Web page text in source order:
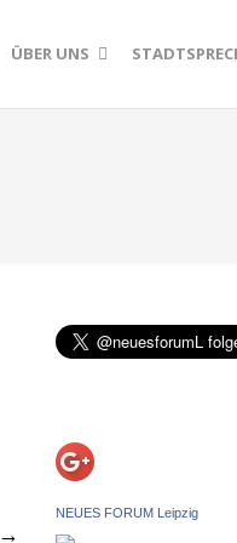
ÜBER UNS
→
NEUES FORUM Leipzig